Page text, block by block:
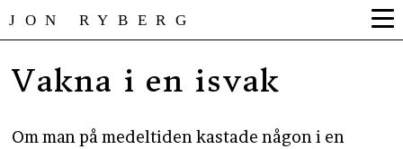
JON RYBERG
Vakna i en isvak
Om man på medeltiden kastade någon i en